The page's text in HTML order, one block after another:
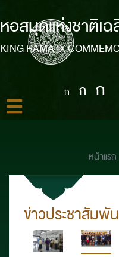
หอสมุดแห่งชาติเ
KING RAMA IX
ก ก ก
หน้าแรก
ข่าวประชาสัมพั